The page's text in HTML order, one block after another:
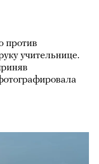
против
учительнице.